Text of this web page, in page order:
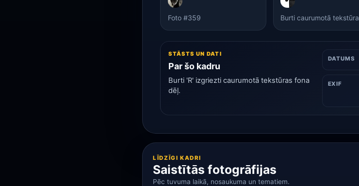
Foto #359 Burti caurumotā tekstūra
STĀSTS UN DATI
Par šo kadru
Burti 'R' izgriezti caurumotā tekstūras fona
dēļ.
DATUMS
EXIF
LĪDZĪGI KADRI
Saistītās fotogrāfijas
Pēc tuvuma laikā, nosaukuma un tematiem.